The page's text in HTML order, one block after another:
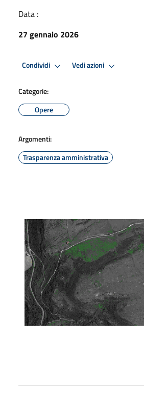
Data :
27 gennaio 2026
Condividi Vedi azioni
Categorie:
Opere
Argomenti:
Trasparenza amministrativa